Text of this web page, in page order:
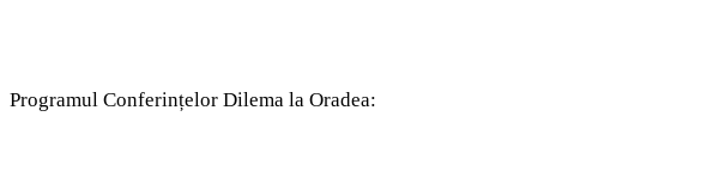
Programul Conferințelor Dilema la Oradea: